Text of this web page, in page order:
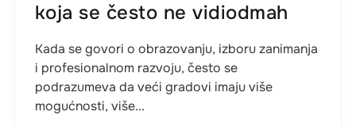
koja se često ne vidiodmah
Kada se govori o obrazovanju, izboru zanimanja
i profesionalnom razvoju, često se
podrazumeva da veći gradovi imaju više
mogućnosti, više...